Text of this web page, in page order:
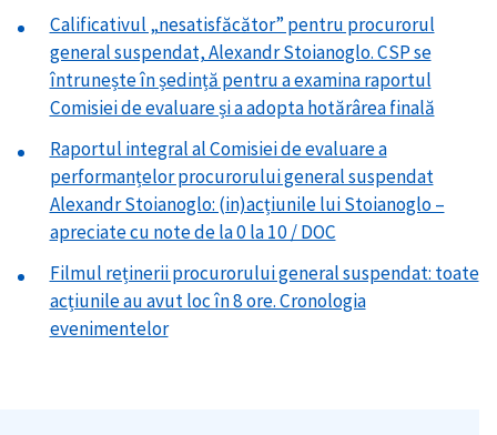
Calificativul „nesatisfăcător” pentru procurorul
general suspendat, Alexandr Stoianoglo. CSP se
întrunește în ședință pentru a examina raportul
Comisiei de evaluare și a adopta hotărârea finală
Raportul integral al Comisiei de evaluare a
performanțelor procurorului general suspendat
Alexandr Stoianoglo: (in)acțiunile lui Stoianoglo –
apreciate cu note de la 0 la 10 / DOC
Filmul reținerii procurorului general suspendat: toate
acțiunile au avut loc în 8 ore. Cronologia
evenimentelor